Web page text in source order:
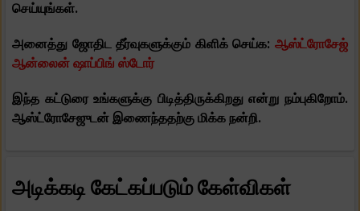
செய்யுங்கள்.
அனைத்து ஜோதிட தீர்வுகளுக்கும் கிளிக் செய்க: ஆஸ்ட்ரோசேஜ்
ஆன்லைன் ஷாப்பிங் ஸ்டோர்
இந்த கட்டுரை உங்களுக்கு பிடித்திருக்கிறது என்று நம்புகிறோம்.
ஆஸ்ட்ரோசேஜுடன் இணைந்ததற்கு மிக்க நன்றி.
அடிக்கடி கேட்கப்படும் கேள்விகள்